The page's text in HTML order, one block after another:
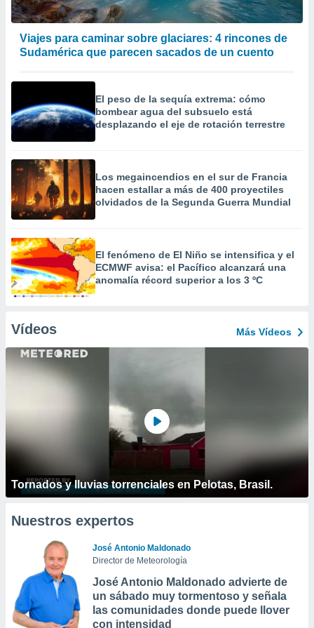
Viajes para caminar sobre glaciares: 4 rincones de
Sudamérica que parecen sacados de un cuento
El peso de la sequía extrema: cómo
bombear agua del subsuelo está
desplazando el eje de rotación terrestre
Los megaincendios en el sur de Francia
hacen estallar a más de 400 proyectiles
olvidados de la Segunda Guerra Mundial
El fenómeno de El Niño se intensifica y el
ECMWF avisa: el Pacífico alcanzará una
anomalía récord superior a los 3 ºC
Vídeos Más Vídeos
Tornados y lluvias torrenciales en Pelotas, Brasil.
Nuestros expertos
José Antonio Maldonado
Director de Meteorología
José Antonio Maldonado advierte de
un sábado muy tormentoso y señala
las comunidades donde puede llover
con intensidad